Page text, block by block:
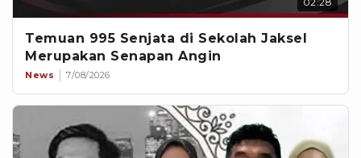
Temuan 995 Senjata di Sekolah Jaksel
Merupakan Senapan Angin
News 7/08/2026